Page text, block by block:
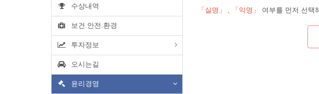
수상내역
보건.안전.환경
투자정보
오시는길
윤리경영
「실명」 , 「익명」 여부를 먼저 선택